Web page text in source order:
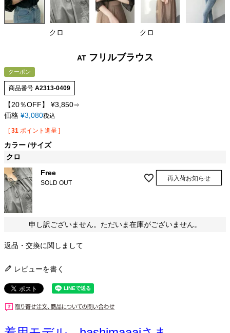
クロ クロ
AT フリルブラウス
クーポン
商品番号 A2313-0409
【20％OFF】 ¥3,850⇒
価格 ¥3,080税込
[ 31 ポイント進呈 ]
カラー サイズ
クロ
Free
SOLD OUT
再入荷お知らせ
申し訳ございません。ただいま在庫がございません。
返品・交換に関しまして
レビューを書く